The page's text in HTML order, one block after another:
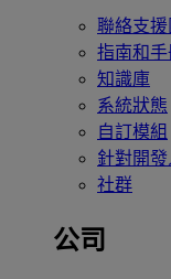
聯絡支
指南和手
知識庫
系統狀態
自訂模組
針對開發
社群
公司